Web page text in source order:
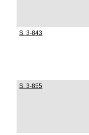
S. 3-843
S. 3-855